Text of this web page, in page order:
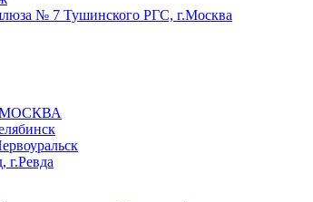
№ 7 Тушинского РГС, г.Москва
г.Ревда